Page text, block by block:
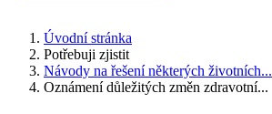
Úvodní stránka
Potřebuji zjistit
Návody na řešení některých životních...
Oznámení důležitých změn zdravotní...